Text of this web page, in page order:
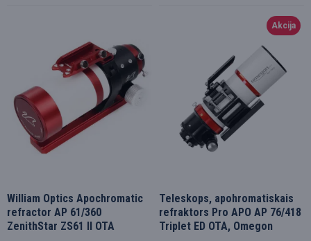
William Optics Apochromatic
refractor AP 61/360
ZenithStar ZS61 II OTA
Akcija
Teleskops, apohromatiskais
refraktors Pro APO AP 76/418
Triplet ED OTA, Omegon